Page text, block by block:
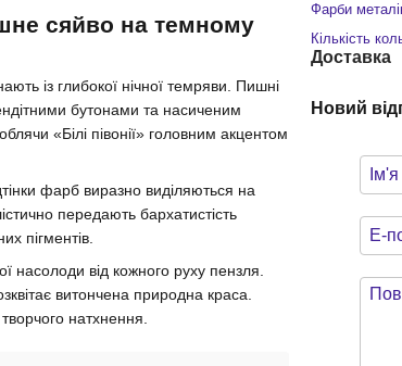
сяйво на темному
із глибокої нічної темряви. Пишні
бутонами та насиченим
«Білі півонії» головним акцентом
фарб виразно виділяються на
передають бархатистість
пігментів.
насолоди від кожного руху пензля.
витончена природна краса.
натхнення.
Фарби
Кількість
Доставка
Новий